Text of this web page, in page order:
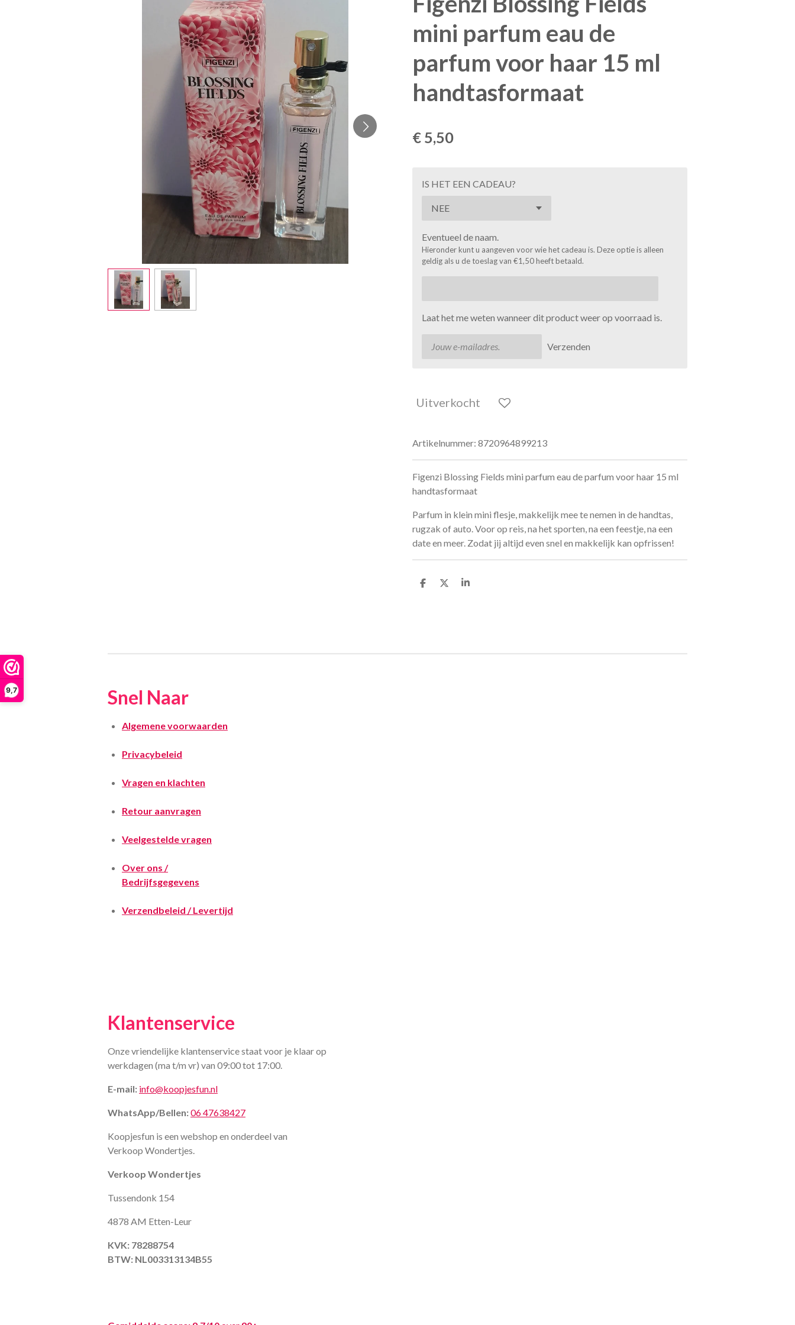
9,7
mini parfum eau de
parfum voor haar 15 ml
handtasformaat
€ 5,50
IS HET EEN CADEAU?
Eventueel de naam.
Hieronder kunt u aangeven voor wie het cadeau is. Deze optie is alleen
geldig als u de toeslag van €1,50 heeft betaald.
Laat het me weten wanneer dit product weer op voorraad is.
Verzenden
Uitverkocht
Artikelnummer: 8720964899213
Figenzi Blossing Fields mini parfum eau de parfum voor haar 15 ml
handtasformaat
Parfum in klein mini flesje, makkelijk mee te nemen in de handtas,
rugzak of auto. Voor op reis, na het sporten, na een feestje, na een
date en meer. Zodat jij altijd even snel en makkelijk kan opfrissen!
D
D
S
Snel Naar
Algemene voorwaarden
Privacybeleid
Vragen en klachten
Retour aanvragen
Veelgestelde vragen
Over ons /
Bedrijfsgegevens
Verzendbeleid / Levertijd
Klantenservice
Onze vriendelijke klantenservice staat voor je klaar op
werkdagen (ma t/m vr) van 09:00 tot 17:00.
E-mail: info@koopjesfun.nl
WhatsApp/Bellen:06 47638427
Koopjesfun is een webshop en onderdeel van
Verkoop Wondertjes.
Verkoop Wondertjes
Tussendonk 154
4878 AM Etten-Leur
KVK: 78288754
BTW: NL003313134B55